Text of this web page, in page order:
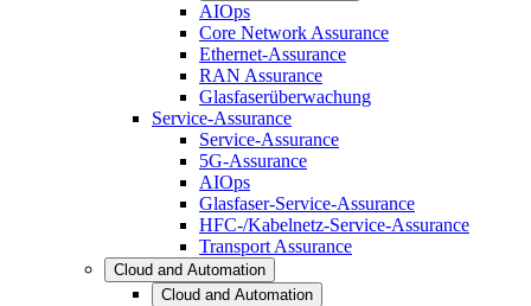
AIOps
Core Network Assurance
Ethernet-Assurance
RAN Assurance
Glasfaserüberwachung
Service-Assurance
Service-Assurance
5G-Assurance
AIOps
Glasfaser-Service-Assurance
HFC-/Kabelnetz-Service-Assurance
Transport Assurance
Cloud and Automation
Cloud and Automation